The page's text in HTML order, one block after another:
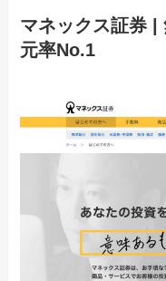
マネックス証券 |
元率No.1